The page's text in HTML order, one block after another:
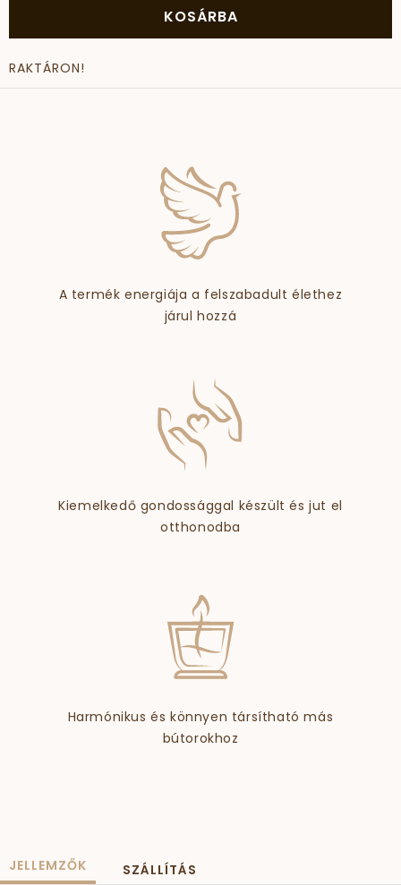
KOSÁRBA
RAKTÁRON!
A termék energiája a felszabadult élethez
járul hozzá
Kiemelkedő gondossággal készült és jut el
otthonodba
Harmónikus és könnyen társítható más
bútorokhoz
JELLEMZŐK SZÁLLÍTÁS